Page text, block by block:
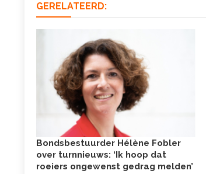
GERELATEERD:
Bondsbestuurder Hélène Fobler
over turnnieuws: ‘Ik hoop dat
roeiers ongewenst gedrag melden’